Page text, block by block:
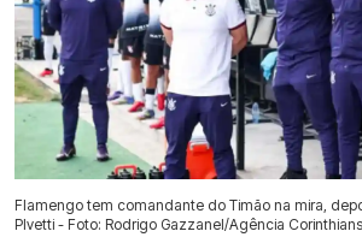
Flamengo tem comandante do Timão na mira,
PIvetti - Foto: Rodrigo Gazzanel/Agência Corinthians